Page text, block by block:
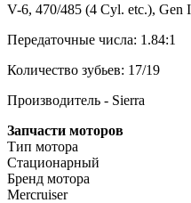
V-6, 470/485 (4 Cyl. etc.),
Передаточные числа: 1.84:1
Количество зубьев: 17/19
Производитель - Sierra
Запчасти моторов
Тип мотора
Стационарный
Бренд мотора
Mercruiser